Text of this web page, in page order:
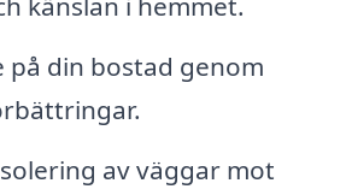
på din bostad genom
av väggar mot